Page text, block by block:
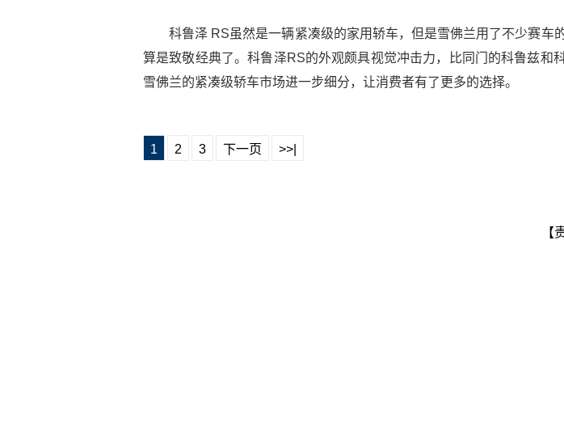
科鲁泽 RS虽然是一辆紧凑级的家用轿车，但是雪佛兰用了不少赛车
算是致敬经典了。科鲁泽RS的外观颇具视觉冲击力，比同门的科鲁兹和
雪佛兰的紧凑级轿车市场进一步细分，让消费者有了更多的选择。
1 2 3 下一页 >>|
【